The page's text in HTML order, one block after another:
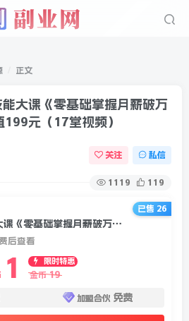
正文
能大课《零基础掌握月薪破万
元（17堂视频）
关注 私信
1119 119
（869期）公众号技能大课《零基础掌握月薪破万的新媒体技能》价值199元（17堂视频）
后查看
1
限时特惠
金币 19
加盟合伙 免费
已售 26